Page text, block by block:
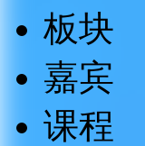
板块
嘉宾
课程